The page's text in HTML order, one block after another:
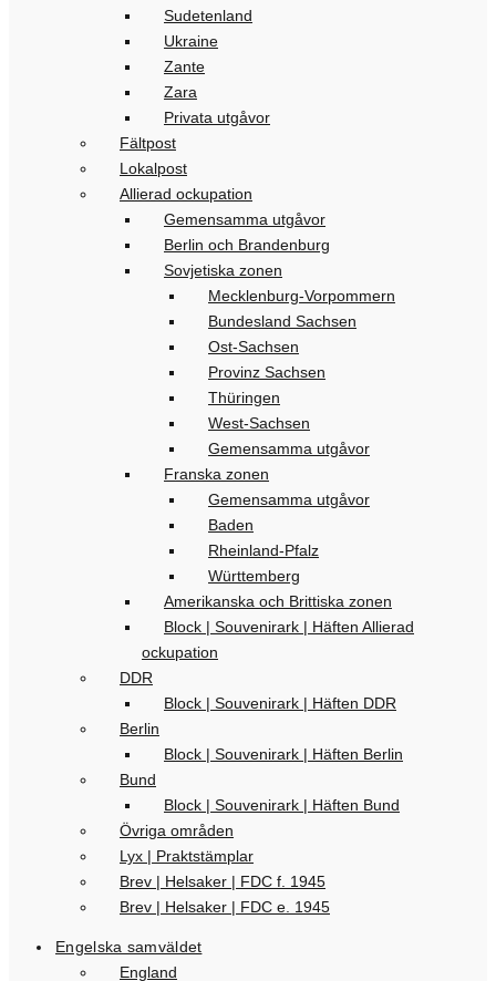
Sudetenland
Ukraine
Zante
Zara
Privata utgåvor
Fältpost
Lokalpost
Allierad ockupation
Gemensamma utgåvor
Berlin och Brandenburg
Sovjetiska zonen
Mecklenburg-Vorpommern
Bundesland Sachsen
Ost-Sachsen
Provinz Sachsen
Thüringen
West-Sachsen
Gemensamma utgåvor
Franska zonen
Gemensamma utgåvor
Baden
Rheinland-Pfalz
Württemberg
Amerikanska och Brittiska zonen
Block | Souvenirark | Häften Allierad
ockupation
DDR
Block | Souvenirark | Häften DDR
Berlin
Block | Souvenirark | Häften Berlin
Bund
Block | Souvenirark | Häften Bund
Övriga områden
Lyx | Praktstämplar
Brev | Helsaker | FDC f. 1945
Brev | Helsaker | FDC e. 1945
Engelska samväldet
England